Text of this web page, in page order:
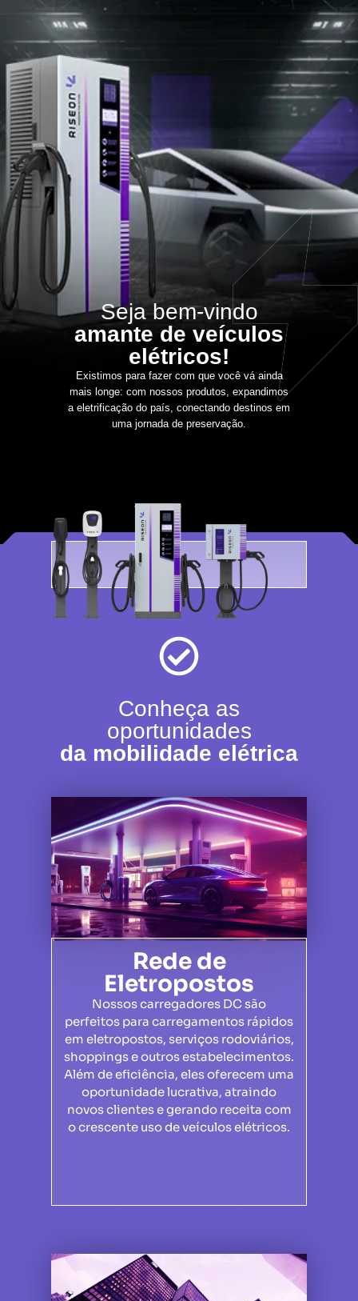
Seja bem-vindo
amante de veículos
elétricos!
Existimos para fazer com que você vá ainda
mais longe: com nossos produtos, expandimos
a eletrificação do país, conectando destinos em
uma jornada de preservação.
Conheça as
oportunidades
da mobilidade elétrica
Rede de
Eletropostos
Nossos carregadores DC são
perfeitos para carregamentos rápidos
em eletropostos, serviços rodoviários,
shoppings e outros estabelecimentos.
Além de eficiência, eles oferecem uma
oportunidade lucrativa, atraindo
novos clientes e gerando receita com
o crescente uso de veículos elétricos.